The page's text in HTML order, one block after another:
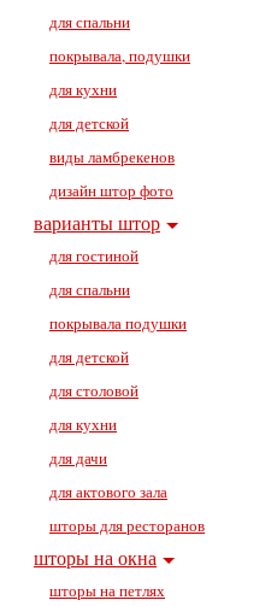
для спальни
покрывала, подушки
для кухни
для детской
виды ламбрекенов
дизайн штор фото
варианты штор
для гостиной
для спальни
покрывала подушки
для детской
для столовой
для кухни
для дачи
для актового зала
шторы для ресторанов
шторы на окна
шторы на петлях